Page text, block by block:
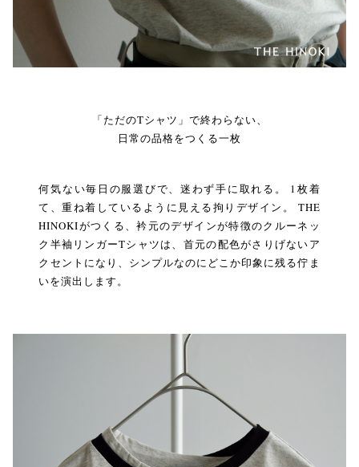
「ただのTシャツ」で終わらない、
日常の品格をつくる一枚
何気ない毎日の服選びで、迷わず手に取れる。 1枚着
て、重ね着しているように見える拘りデザイン。 THE
HINOKIがつくる、衿元のデザインが特徴のクルーネッ
ク半袖リンガーTシャツは、首元の配色がさりげないア
クセントになり、シンプルなのにどこか印象に残る佇ま
いを演出します。